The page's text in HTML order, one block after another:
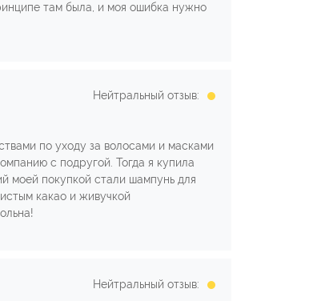
там была, и моя ошибка нужно
Нейтральный отзыв:
по уходу за волосами и масками
с подругой. Тогда я купила
моей покупкой стали шампунь для
какао и живучкой
Нейтральный отзыв: